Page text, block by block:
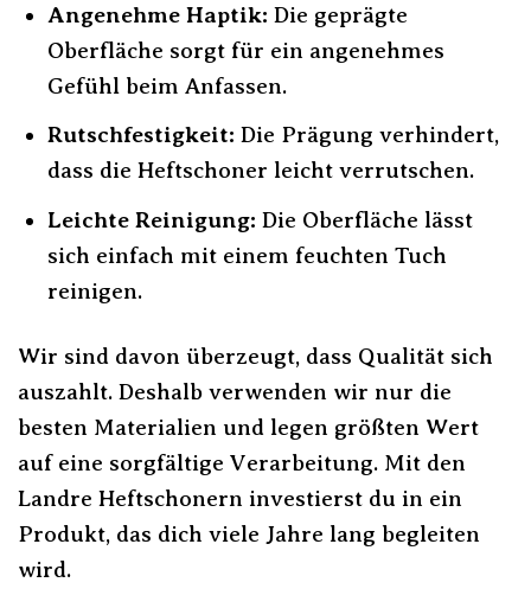
Angenehme Haptik: Die geprägte
Oberfläche sorgt für ein angenehmes
Gefühl beim Anfassen.
Rutschfestigkeit: Die Prägung verhindert,
dass die Heftschoner leicht verrutschen.
Leichte Reinigung: Die Oberfläche lässt
sich einfach mit einem feuchten Tuch
reinigen.
Wir sind davon überzeugt, dass Qualität sich
auszahlt. Deshalb verwenden wir nur die
besten Materialien und legen größten Wert
auf eine sorgfältige Verarbeitung. Mit den
Landre Heftschonern investierst du in ein
Produkt, das dich viele Jahre lang begleiten
wird.